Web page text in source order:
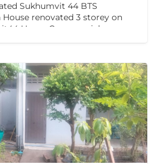
Sukhumvit 44 BTS
House renovated 3 storey on
Home Commercial